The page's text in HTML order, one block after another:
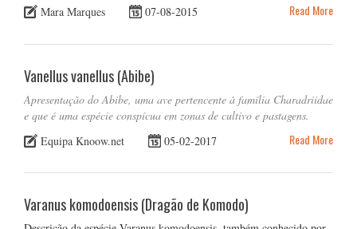
Mara Marques
07-08-2015 Read More
Vanellus vanellus (Abibe)
Apresentação do Abibe, uma ave pertencente à família Charadriidae
e que é uma espécie conspícua em zonas de cultivo e pastagens.
Equipa Knoow.net
05-02-2017 Read More
Varanus komodoensis (Dragão de Komodo)